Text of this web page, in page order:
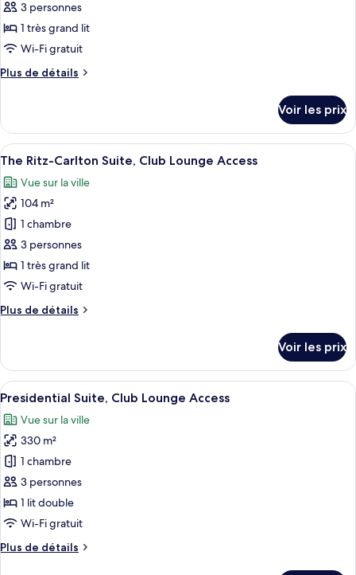
Access
ce
type
de
chambre :
Mayfair,
1
très
grand
lit,
vue
ville
3 personnes
1 très grand lit
Wi-Fi gratuit
Plus de détails
Plus
le
type
de
Mayfair,
Suite
Club,
très
grand
lit,
vue
Voir les prix
Afficher
toutes
les
photos
pour
ce
type
de
chambre :
The
Suite,
Club
Lounge
Access
Une chambre d’hôtel avec un grand
9
The Ritz-Carlton Suite, Club Lounge Access
Vue sur la ville
104 m²
1 chambre
3 personnes
1 très grand lit
Wi-Fi gratuit
Plus de détails
Plus
le
type
de
The
Ritz-
Carlton
Suite,
Club
Lounge
Access
Voir les prix
Afficher
toutes
les
photos
pour
ce
type
de
chambre :
Presidential
Une chambre d’hôtel dotée d’un
10
Presidential Suite, Club Lounge Access
Vue sur la ville
330 m²
1 chambre
3 personnes
1 lit double
Wi-Fi gratuit
Plus de détails
Plus